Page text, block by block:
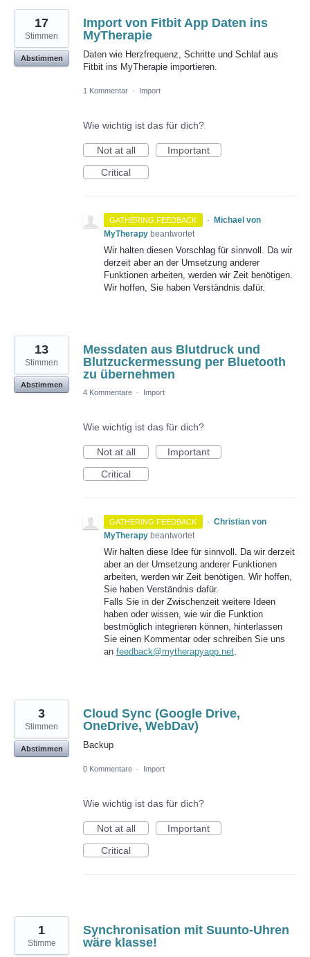
Import von Fitbit App Daten ins
MyTherapie
Daten wie Herzfrequenz, Schritte und Schlaf aus
Fitbit ins MyTherapie importieren.
17
Stimmen
Abstimmen
1 Kommentar · Import
Wie wichtig ist das für dich?
Not at all
Important
Critical
GATHERING FEEDBACK · Michael von
MyTherapy beantwortet
Wir halten diesen Vorschlag für sinnvoll. Da wir
derzeit aber an der Umsetzung anderer
Funktionen arbeiten, werden wir Zeit benötigen.
Wir hoffen, Sie haben Verständnis dafür.
Messdaten aus Blutdruck und
Blutzuckermessung per Bluetooth
zu übernehmen
13
Stimmen
Abstimmen
4 Kommentare · Import
Wie wichtig ist das für dich?
Not at all
Important
Critical
GATHERING FEEDBACK · Christian von
MyTherapy beantwortet
Wir halten diese Idee für sinnvoll. Da wir derzeit
aber an der Umsetzung anderer Funktionen
arbeiten, werden wir Zeit benötigen. Wir hoffen,
Sie haben Verständnis dafür.
Falls Sie in der Zwischenzeit weitere Ideen
haben oder wissen, wie wir die Funktion
bestmöglich integrieren können, hinterlassen
Sie einen Kommentar oder schreiben Sie uns
an feedback@mytherapyapp.net
Cloud Sync (Google Drive,
OneDrive, WebDav)
Backup
3
Stimmen
Abstimmen
0 Kommentare · Import
Wie wichtig ist das für dich?
Not at all
Important
Critical
Synchronisation mit Suunto-Uhren
wäre klasse!
1
Stimme